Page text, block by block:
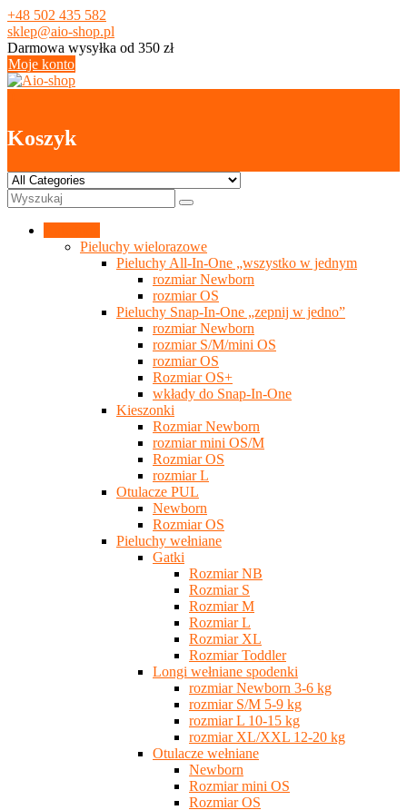
Skip
to
content
+48 502 435 582
sklep@aio-shop.pl
Darmowa wysyłka od 350 zł
Moje konto
Koszyk
Pieluchy wielorazowe
Pieluchy All-In-One „wszystko w jednym
rozmiar Newborn
rozmiar OS
Pieluchy Snap-In-One „zepnij w jedno”
rozmiar Newborn
rozmiar S/M/mini OS
rozmiar OS
Rozmiar OS+
wkłady do Snap-In-One
Kieszonki
Rozmiar Newborn
rozmiar mini OS/M
Rozmiar OS
rozmiar L
Otulacze PUL
Newborn
Rozmiar OS
Pieluchy wełniane
Gatki
Rozmiar NB
Rozmiar S
Rozmiar M
Rozmiar L
Rozmiar XL
Rozmiar Toddler
Longi wełniane spodenki
rozmiar Newborn 3-6 kg
rozmiar S/M 5-9 kg
rozmiar L 10-15 kg
rozmiar XL/XXL 12-20 kg
Otulacze wełniane
Newborn
Rozmiar mini OS
Rozmiar OS